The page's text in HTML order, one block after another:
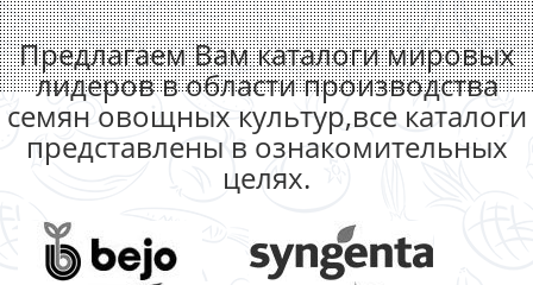
Предлагаем Вам каталоги мировых
лидеров в области производства
семян овощных культур,все каталоги
представлены в ознакомительных
целях.